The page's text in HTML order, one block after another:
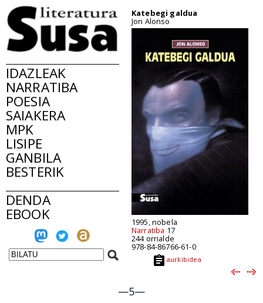
IDAZLEAK
NARRATIBA
POESIA
SAIAKERA
MPK
LISIPE
GANBILA
BESTERIK
DENDA
EBOOK
Katebegi galdua
Jon Alonso
1995, nobela
Narratiba 17
244 orrialde
978-84-86766-61-0
aurkibidea
—5—